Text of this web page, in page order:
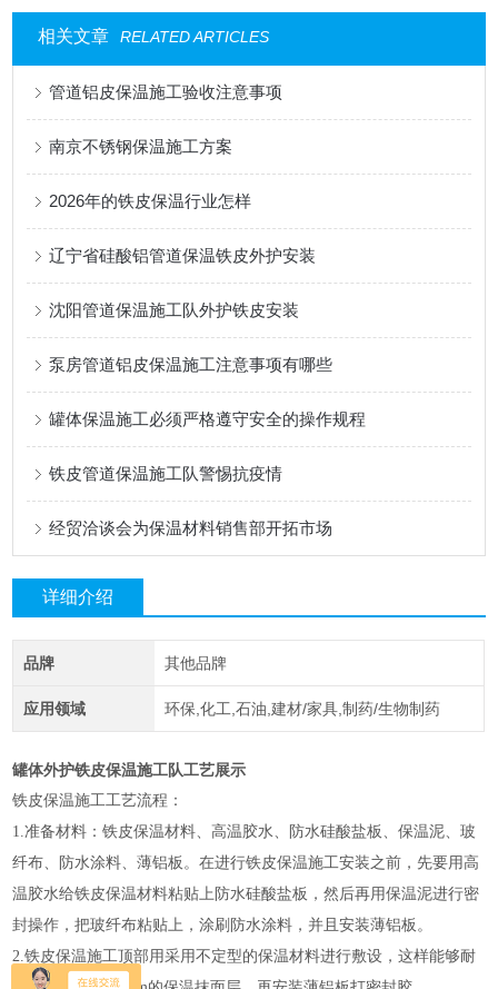
相关文章 RELATED ARTICLES
管道铝皮保温施工验收注意事项
南京不锈钢保温施工方案
2026年的铁皮保温行业怎样
辽宁省硅酸铝管道保温铁皮外护安装
沈阳管道保温施工队外护铁皮安装
泵房管道铝皮保温施工注意事项有哪些
罐体保温施工必须严格遵守安全的操作规程
铁皮管道保温施工队警惕抗疫情
经贸洽谈会为保温材料销售部开拓市场
详细介绍
品牌 其他品牌
应用领域 环保,化工,石油,建材/家具,制药/生物制药
罐体外护铁皮保温施工队工艺展示
铁皮保温施工工艺流程：
1.准备材料：铁皮保温材料、高温胶水、防水硅酸盐板、保温泥、玻
纤布、防水涂料、薄铝板。在进行铁皮保温施工安装之前，先要用高
温胶水给铁皮保温材料粘贴上防水硅酸盐板，然后再用保温泥进行密
封操作，把玻纤布粘贴上，涂刷防水涂料，并且安装薄铝板。
2.铁皮保温施工顶部用采用不定型的保温材料进行敷设，这样能够耐